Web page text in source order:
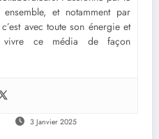
et notamment par
avec toute son énergie et
ce média de façon
3 Janvier 2025